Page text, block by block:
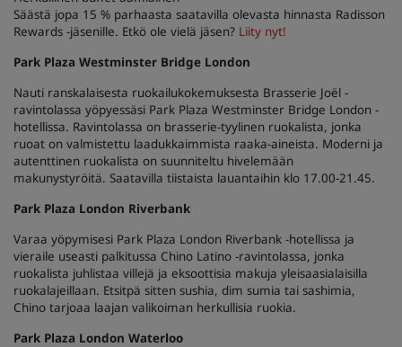
Säästä jopa 15 % parhaasta saatavilla olevasta hinnasta Radisson
Rewards -jäsenille. Etkö ole vielä jäsen? Liity nyt!
Park Plaza Westminster Bridge London
Nauti ranskalaisesta ruokailukokemuksesta Brasserie Joël -
ravintolassa yöpyessäsi Park Plaza Westminster Bridge London -
hotellissa. Ravintolassa on brasserie-tyylinen ruokalista, jonka
ruoat on valmistettu laadukkaimmista raaka-aineista. Moderni ja
autenttinen ruokalista on suunniteltu hivelemään
makunystyröitä. Saatavilla tiistaista lauantaihin klo 17.00-21.45.
Park Plaza London Riverbank
Varaa yöpymisesi Park Plaza London Riverbank -hotellissa ja
vieraile useasti palkitussa Chino Latino -ravintolassa, jonka
ruokalista juhlistaa villejä ja eksoottisia makuja yleisaasialaisilla
ruokalajeillaan. Etsitpä sitten sushia, dim sumia tai sashimia,
Chino tarjoaa laajan valikoiman herkullisia ruokia.
Park Plaza London Waterloo